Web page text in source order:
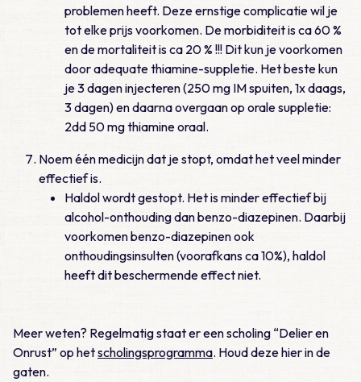
problemen heeft. Deze ernstige complicatie wil je
tot elke prijs voorkomen. De morbiditeit is ca 60 %
en de mortaliteit is ca 20 % !!! Dit kun je voorkomen
door adequate thiamine-suppletie. Het beste kun
je 3 dagen injecteren (250 mg IM spuiten, 1x daags,
3 dagen) en daarna overgaan op orale suppletie:
2dd 50 mg thiamine oraal.
Noem één medicijn dat je stopt, omdat het veel minder
effectief is.
Haldol wordt gestopt. Het is minder effectief bij
alcohol-onthouding dan benzo-diazepinen. Daarbij
voorkomen benzo-diazepinen ook
onthoudingsinsulten (voorafkans ca 10%), haldol
heeft dit beschermende effect niet.
Meer weten? Regelmatig staat er een scholing “Delier en
Onrust” op hetscholingsprogramma. Houd deze hier in de
gaten.